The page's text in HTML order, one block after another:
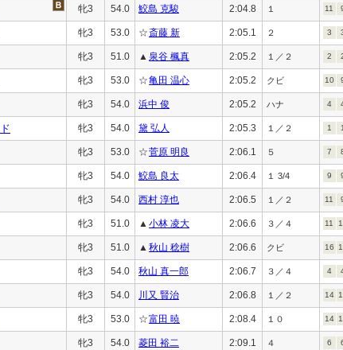
牝3 54.0 鮫島 克駿 2:04.8 １ 11
牝3 53.0 ☆斎藤 新 2:05.1 ２ 3
牝3 51.0 ▲ 泉谷 楓真 2:05.2 １／２ 2
牝3 53.0 ☆亀田 温心 2:05.2 クビ 10
牝3 54.0 浜中 俊 2:05.2 ハナ 4
牝3 54.0 黛 弘人 2:05.3 １／２ 1 1
牝3 53.0 ☆菅原 明良 2:06.1 ５ 7
牝3 54.0 鮫島 良太 2:06.4 １ 3/4 9
牝3 54.0 西村 淳也 2:06.5 １／２ 11
牝3 51.0 ▲ 小林 凌大 2:06.6 ３／４ 11
牝3 51.0 ▲ 秋山 稔樹 2:06.6 クビ 16
牝3 54.0 秋山 真一郎 2:06.7 ３／４ 4
牝3 54.0 川又 賢治 2:06.8 １／２ 14
牝3 53.0 ☆富田 暁 2:08.4 １０ 14
牝3 54.0 菱田 裕二 2:09.1 ４ 6